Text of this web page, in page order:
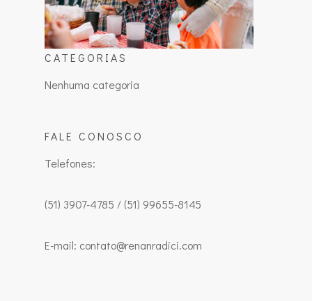
CATEGORIAS
Nenhuma categoria
FALE CONOSCO
Telefones:
(51) 3907-4785 / (51) 99655-8145
E-mail: contato@renanradici.com